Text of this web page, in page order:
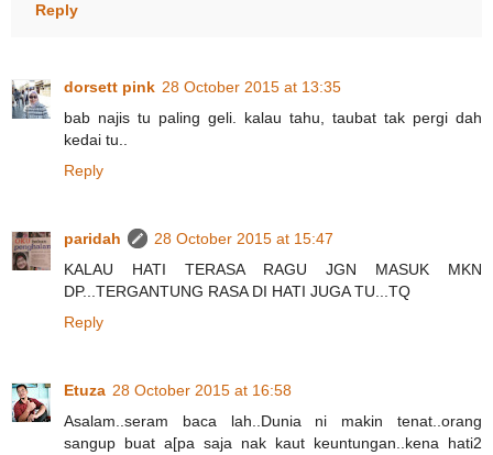
Reply
dorsett pink 28 October 2015 at 13:35
bab najis tu paling geli. kalau tahu, taubat tak pergi dah
kedai tu..
Reply
paridah
28 October 2015 at 15:47
KALAU HATI TERASA RAGU JGN MASUK MKN
DP...TERGANTUNG RASA DI HATI JUGA TU...TQ
Reply
Etuza 28 October 2015 at 16:58
Asalam..seram baca lah..Dunia ni makin tenat..orang
sangup buat a[pa saja nak kaut keuntungan..kena hati2